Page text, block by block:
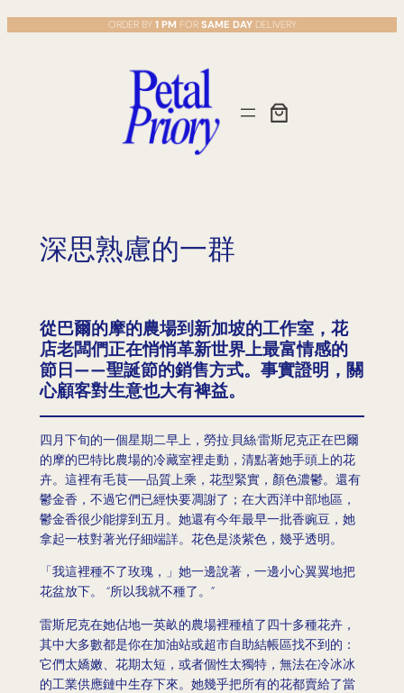
Skip
to
ORDER BY 1 PM FOR SAME DAYDELIVERY
深思熟慮的一群
從巴爾的摩的農場到新加坡的工作室，花
店老闆們正在悄悄革新世界上最富情感的
節日——聖誕節的銷售方式。事實證明，關
心顧客對生意也大有裨益。
四月下旬的一個星期二早上，勞拉·貝絲·雷斯尼克正在巴爾
的摩的巴特比農場的冷藏室裡走動，清點著她手頭上的花
卉。這裡有毛茛──品質上乘，花型緊實，顏色濃鬱。還有
鬱金香，不過它們已經快要凋謝了；在大西洋中部地區，
鬱金香很少能撐到五月。她還有今年最早一批香豌豆，她
拿起一枝對著光仔細端詳。花色是淡紫色，幾乎透明。
「我這裡種不了玫瑰，」她一邊說著，一邊小心翼翼地把
花盆放下。 “所以我就不種了。”
雷斯尼克在她佔地一英畝的農場裡種植了四十多種花卉，
其中大多數都是你在加油站或超市自助結帳區找不到的：
它們太嬌嫩、花期太短，或者個性太獨特，無法在冷冰冰
的工業供應鏈中生存下來。她幾乎把所有的花都賣給了當